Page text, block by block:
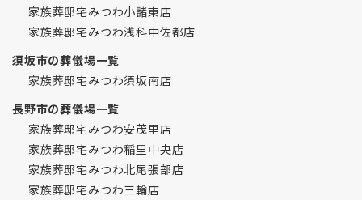
家族葬邸宅みつわ小諸東店
家族葬邸宅みつわ浅科中佐都店
須坂市の葬儀場一覧
家族葬邸宅みつわ須坂南店
長野市の葬儀場一覧
家族葬邸宅みつわ安茂里店
家族葬邸宅みつわ稲里中央店
家族葬邸宅みつわ北尾張部店
家族葬邸宅みつわ三輪店